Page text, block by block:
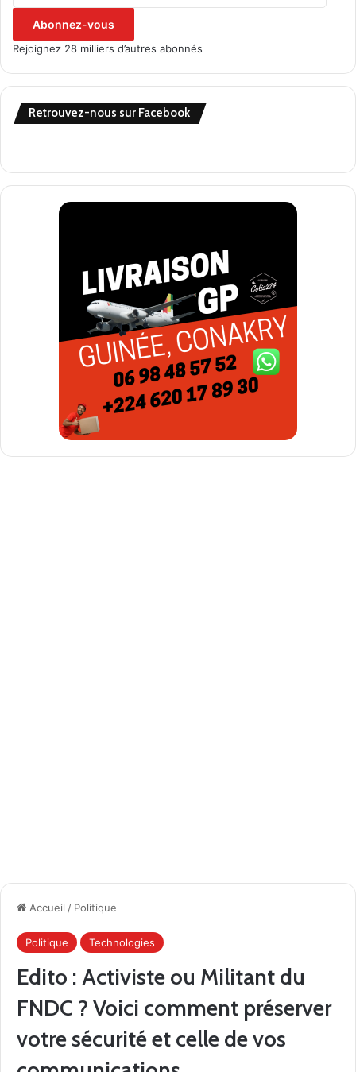
Abonnez-vous
Rejoignez 28 milliers d’autres abonnés
Retrouvez-nous sur Facebook